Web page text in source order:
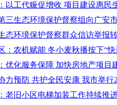
以工代赈促增收 项目建设惠民
三生态环境保护督察组向广安
态环境保护督察群众信访举报
：农机赋能 冬小麦秋播按下“快
优化服务保障 加快房地产项目
力预防 共护全民安康 我市举行
老旧小区电梯加装工作持续推